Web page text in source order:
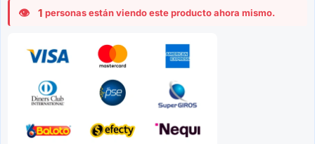
1 personas están viendo este producto ahora mismo.